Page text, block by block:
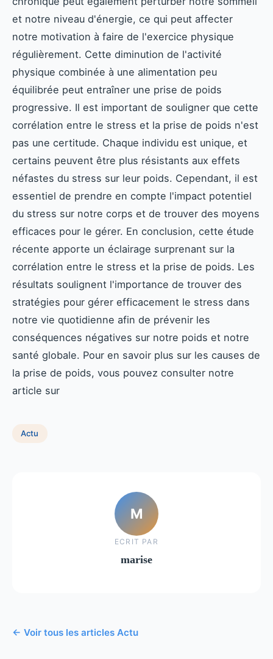
et notre niveau d'énergie, ce qui peut affecter
notre motivation à faire de l'exercice physique
régulièrement. Cette diminution de l'activité
physique combinée à une alimentation peu
équilibrée peut entraîner une prise de poids
progressive. Il est important de souligner que cette
corrélation entre le stress et la prise de poids n'est
pas une certitude. Chaque individu est unique, et
certains peuvent être plus résistants aux effets
néfastes du stress sur leur poids. Cependant, il est
essentiel de prendre en compte l'impact potentiel
du stress sur notre corps et de trouver des moyens
efficaces pour le gérer. En conclusion, cette étude
récente apporte un éclairage surprenant sur la
corrélation entre le stress et la prise de poids. Les
résultats soulignent l'importance de trouver des
stratégies pour gérer efficacement le stress dans
notre vie quotidienne afin de prévenir les
conséquences négatives sur notre poids et notre
santé globale. Pour en savoir plus sur les causes de
la prise de poids, vous pouvez consulter notre
article sur
Actu
M
ECRIT PAR
marise
← Voir tous les articles Actu